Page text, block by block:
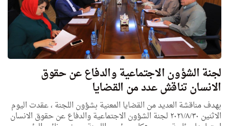
لجنة الشؤون الاجتماعية والدفاع عن حقوق
الانسان تناقش عدد من القضايا
بهدف مناقشة العديد من القضايا المعنية بشؤون اللجنة ، عقدت اليوم
الاثنين ٢٠٢١/٨/٣٠ لجنة الشؤون الاجتماعية والدفاع عن حقوق الانسان